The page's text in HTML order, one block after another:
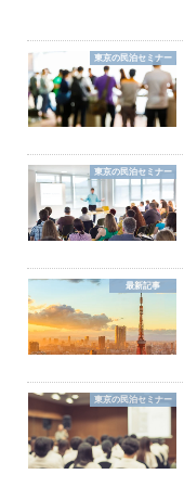
東京の民泊セミナー
東京の民泊セミナー
最新記事
東京の民泊セミナー